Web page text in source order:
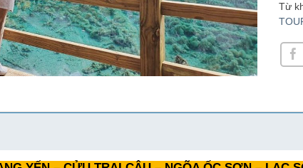
Từ